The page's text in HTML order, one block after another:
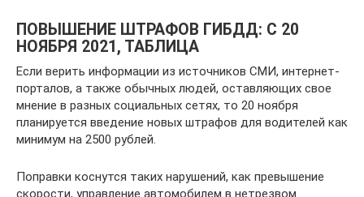
ПОВЫШЕНИЕ ШТРАФОВ ГИБДД: С 20
НОЯБРЯ 2021, ТАБЛИЦА
Если верить информации из источников СМИ, интернет-
порталов, а также обычных людей, оставляющих свое
мнение в разных социальных сетях, то 20 ноября
планируется введение новых штрафов для водителей как
минимум на 2500 рублей.
Поправки коснутся таких нарушений, как превышение
скорости, управление автомобилем в нетрезвом